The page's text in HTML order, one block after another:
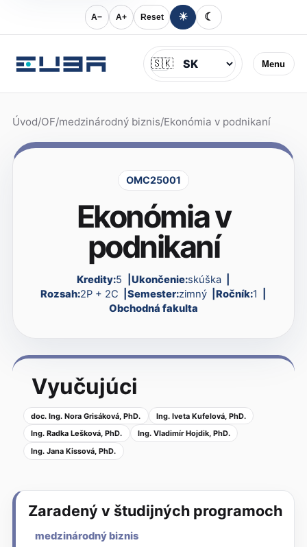
A− A+ Reset ☀ ☾
Menu
Jazyk
🇸🇰
Úvod/OF/medzinárodný biznis/Ekonómia v podnikaní
OMC25001
Ekonómia v
podnikaní
Kredity:5 Ukončenie:skúška
Rozsah:2P + 2C Semester:zimný Ročník:1
Obchodná fakulta
Vyučujúci
doc. Ing. Nora Grisáková, PhD.
Ing. Iveta Kufelová, PhD.
Ing. Radka Lešková, PhD.
Ing. Vladimír Hojdik, PhD.
Ing. Jana Kissová, PhD.
Zaradený v študijných programoch
medzinárodný biznis